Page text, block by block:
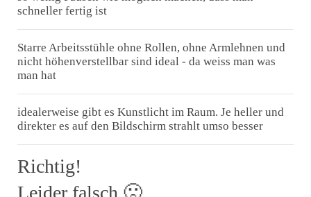
schneller fertig ist
Starre Arbeitsstühle ohne Rollen, ohne Armlehnen und
nicht höhenverstellbar sind ideal - da weiss man was
man hat
idealerweise gibt es Kunstlicht im Raum. Je heller und
direkter es auf den Bildschirm strahlt umso besser
Richtig!
Leider falsch 🙁